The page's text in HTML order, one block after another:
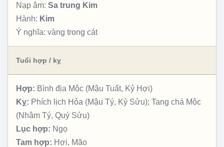
Nạp âm: Sa trung Kim
Hành: Kim
Ý nghĩa: vàng trong cát
Tuổi hợp / kỵ
Hợp: Bình địa Mộc (Mậu Tuất, Kỷ Hợi)
Kỵ: Phích lịch Hỏa (Mậu Tý, Kỷ Sửu); Tang chá Mộc
(Nhâm Tý, Quý Sửu)
Lục hợp: Ngọ
Tam hợp: Hợi, Mão